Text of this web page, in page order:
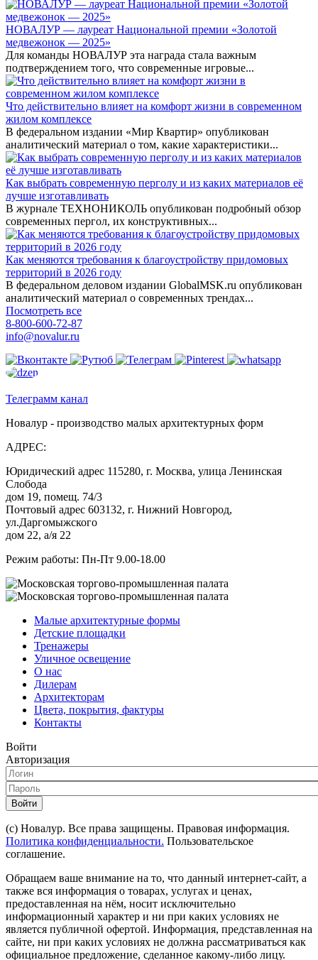
НОВАЛУР — лауреат Национальной премии «Золотой
медвежонок — 2025»
Для команды НОВАЛУР эта награда стала важным
подтверждением того, что современные игровые...
Что действительно влияет на комфорт жизни в современном
жилом комплексе
В федеральном издании «Мир Квартир» опубликован
аналитический материал о том, какие характеристики...
Как выбрать современную перголу и из каких материалов её
лучше изготавливать
В журнале ТЕХНОНИКОЛЬ опубликован подробный обзор
современных пергол, их конструктивных...
Как меняются требования к благоустройству придомовых
территорий в 2026 году
В федеральном деловом издании GlobalMSK.ru опубликован
аналитический материал о современных трендах...
Посмотреть все
8-800-600-72-87
info@novalur.ru
Телеграмм канал
Новалур - производство малых архитектурных форм
АДРЕС:
Юридический адрес 115280, г. Москва, улица Ленинская
Слобода
дом 19, помещ. 74/3
Почтовый адрес 603132, г. Нижний Новгород,
ул.Даргомыжского
дом 22, а/я 22
Режим работы: Пн-Пт 9.00-18.00
Малые архитектурные формы
Детские площадки
Тренажеры
Уличное освещение
О нас
Дилерам
Архитекторам
Цвета, покрытия, фактуры
Контакты
Войти
Авторизация
Войти
(с) Новалур. Все права защищены. Правовая информация.
Политика конфиденциальности. Пользовательское
соглашение.
Обращаем ваше внимание на то, что данный интернет-сайт, а
также вся информация о товарах, услугах и ценах,
предоставленная на нём, носит исключительно
информационный характер и ни при каких условиях не
является публичной офертой. Информация, представленная на
сайте, ни при каких условиях не должна рассматриваться как
официальное предложение, сделанное какому-либо лицу.